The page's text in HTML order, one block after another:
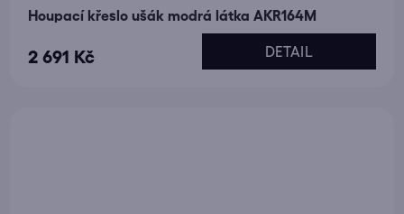
Houpací křeslo ušák modrá látka AKR164M
2 691 Kč DETAIL